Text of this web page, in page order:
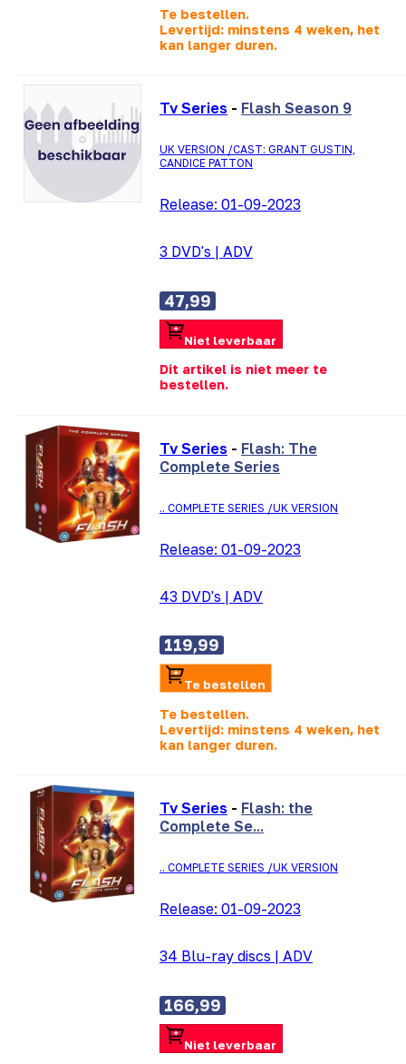
Te bestellen.
Levertijd: minstens 4 weken, het
kan langer duren.
Tv Series - Flash Season 9
UK VERSION /CAST: GRANT GUSTIN,
CANDICE PATTON
Release: 01-09-2023
3 DVD's | ADV
47,99
Niet leverbaar
Dit artikel is niet meer te
bestellen.
Tv Series - Flash: The
Complete Series
.. COMPLETE SERIES /UK VERSION
Release: 01-09-2023
43 DVD's | ADV
119,99
Te bestellen
Te bestellen.
Levertijd: minstens 4 weken, het
kan langer duren.
Tv Series - Flash: the
Complete Se...
.. COMPLETE SERIES /UK VERSION
Release: 01-09-2023
34 Blu-ray discs | ADV
166,99
Niet leverbaar